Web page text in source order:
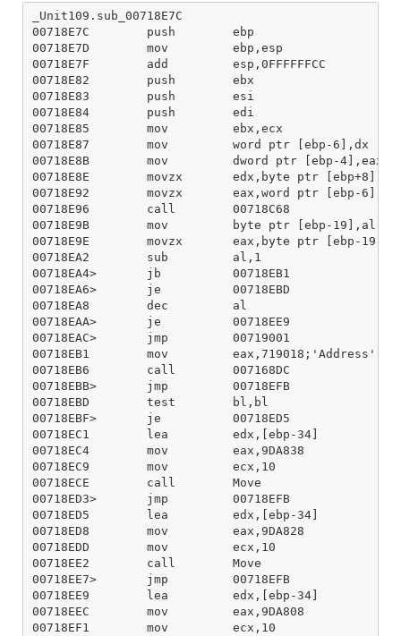
_Unit109.sub_00718E7C
00718E7C        push        ebp
00718E7D        mov         ebp,esp
00718E7F        add         esp,0FFFFFFCC
00718E82        push        ebx
00718E83        push        esi
00718E84        push        edi
00718E85        mov         ebx,ecx
00718E87        mov         word ptr [ebp-6],dx
00718E8B        mov         dword ptr [ebp-4],eax
00718E8E        movzx       edx,byte ptr [ebp+8]
00718E92        movzx       eax,word ptr [ebp-6]
00718E96        call        00718C68
00718E9B        mov         byte ptr [ebp-19],al
00718E9E        movzx       eax,byte ptr [ebp-19]
00718EA2        sub         al,1
00718EA4>       jb          00718EB1
00718EA6>       je          00718EBD
00718EA8        dec         al
00718EAA>       je          00718EE9
00718EAC>       jmp         00719001
00718EB1        mov         eax,719018;'Address'
00718EB6        call        007168DC
00718EBB>       jmp         00718EFB
00718EBD        test        bl,bl
00718EBF>       je          00718ED5
00718EC1        lea         edx,[ebp-34]
00718EC4        mov         eax,9DA838
00718EC9        mov         ecx,10
00718ECE        call        Move
00718ED3>       jmp         00718EFB
00718ED5        lea         edx,[ebp-34]
00718ED8        mov         eax,9DA828
00718EDD        mov         ecx,10
00718EE2        call        Move
00718EE7>       jmp         00718EFB
00718EE9        lea         edx,[ebp-34]
00718EEC        mov         eax,9DA808
00718EF1        mov         ecx,10